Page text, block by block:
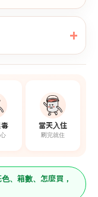
當天入住
刷完就住
、箱數、怎麼買，